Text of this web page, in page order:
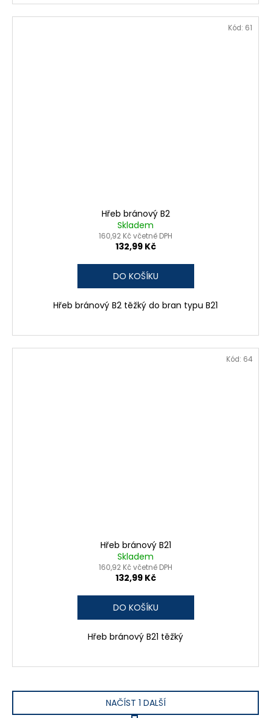
Hřeb bránový B2
Skladem
160,92 Kč včetně DPH
132,99 Kč
DO KOŠÍKU
Hřeb bránový B2 těžký do bran typu B21
Kód: 61
Hřeb bránový B21
Skladem
160,92 Kč včetně DPH
132,99 Kč
DO KOŠÍKU
Hřeb bránový B21 těžký
Kód: 64
NAČÍST 1 DALŠÍ